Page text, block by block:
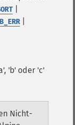
|
'b' oder 'c'
Nicht-